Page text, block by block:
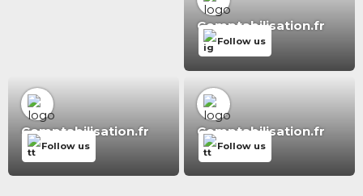
Comptabilisation.fr
Follow us
Comptabilisation.fr
Follow us
Comptabilisation.fr
Follow us